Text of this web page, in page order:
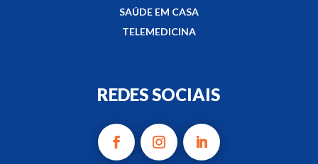
SAÚDE EM CASA
TELEMEDICINA
REDES SOCIAIS